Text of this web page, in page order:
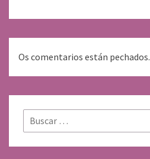
Os comentarios están pechados.
Buscar: